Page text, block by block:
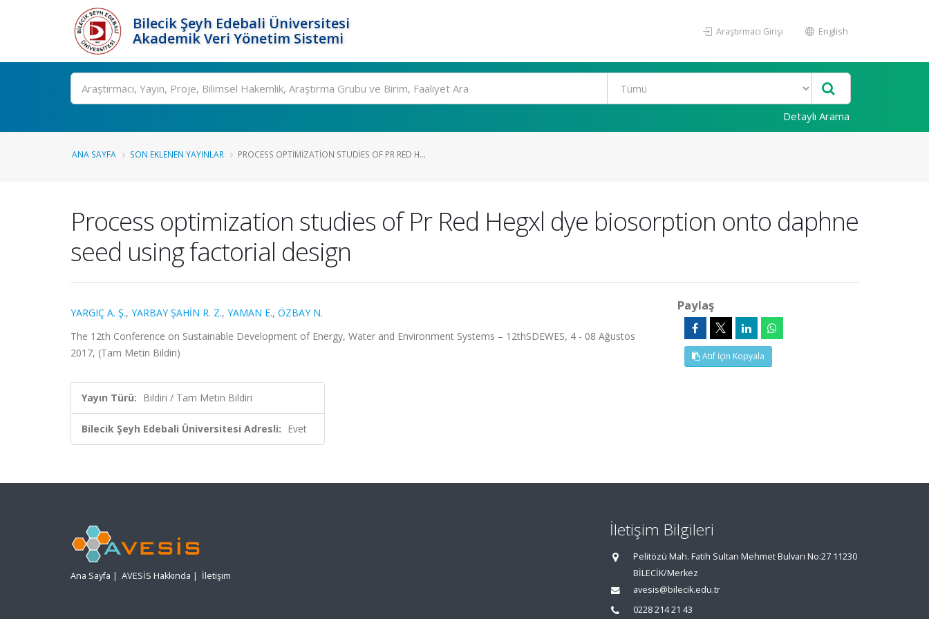
Bilecik Şeyh Edebali Üniversitesi
Akademik Veri Yönetim Sistemi
Araştırmacı Girişi English
Ara
Detaylı Arama
ANA SAYFA SON EKLENEN YAYINLAR PROCESS OPTIMIZATION STUDIES OF PR RED H...
Process optimization studies of Pr Red Hegxl dye biosorption onto daphne
seed using factorial design
YARGIÇ A. Ş., YARBAY ŞAHİN R. Z., YAMAN E., ÖZBAY N.
The 12th Conference on Sustainable Development of Energy, Water and Environment Systems – 12thSDEWES, 4 - 08 Ağustos
2017, (Tam Metin Bildiri)
Yayın Türü: Bildiri / Tam Metin Bildiri
Bilecik Şeyh Edebali Üniversitesi Adresli: Evet
Paylaş
Atıf İçin Kopyala
Ana Sayfa | AVESİS Hakkında | İletişim
İletişim Bilgileri
Pelitözü Mah. Fatih Sultan Mehmet Bulvarı No:27 11230
BİLECİK/Merkez
avesis@bilecik.edu.tr
0228 214 21 43